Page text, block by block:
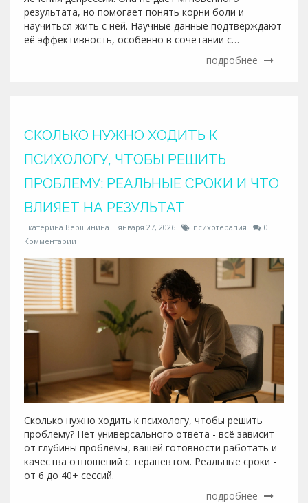
результата, но помогает понять корни боли и
научиться жить с ней. Научные данные подтверждают
её эффективность, особенно в сочетании с
подробнее
СКОЛЬКО НУЖНО ХОДИТЬ К
ПСИХОЛОГУ, ЧТОБЫ РЕШИТЬ
ПРОБЛЕМУ: РЕАЛЬНЫЕ СРОКИ И ЧТО
ВЛИЯЕТ НА РЕЗУЛЬТАТ
Екатерина Вершинина января 27, 2026 психотерапия
0
Комментарии
Сколько нужно ходить к психологу, чтобы решить
проблему? Нет универсального ответа - всё зависит
от глубины проблемы, вашей готовности работать и
качества отношений с терапевтом. Реальные сроки -
от 6 до 40+ сессий.
подробнее